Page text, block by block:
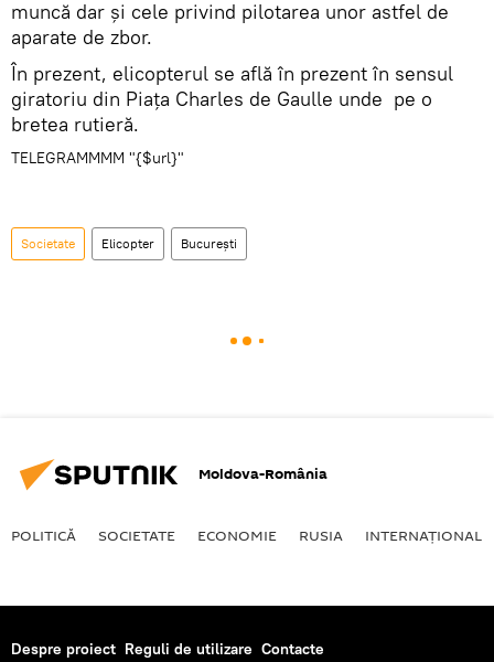
muncă dar și cele privind pilotarea unor astfel de
aparate de zbor.
În prezent, elicopterul se află în prezent în sensul
giratoriu din Piața Charles de Gaulle unde pe o
bretea rutieră.
TELEGRAMMMM "{$url}"
Societate Elicopter București
Moldova-România
POLITICĂ SOCIETATE ECONOMIE RUSIA INTERNAŢIONAL
Despre proiect Reguli de utilizare Contacte